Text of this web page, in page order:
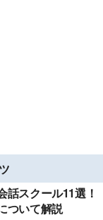
話スクール11選！
ついて解説